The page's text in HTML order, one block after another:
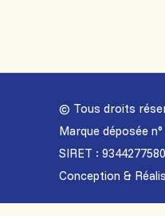
© Tous droits
Marque déposée
SIRET :
Conception &